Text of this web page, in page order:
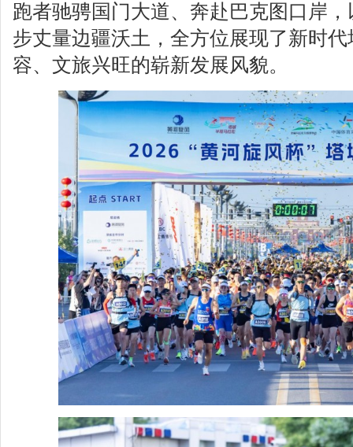
跑者驰骋国门大道、奔赴巴克图口岸
步丈量边疆沃土，全方位展现了新时
容、文旅兴旺的崭新发展风貌。